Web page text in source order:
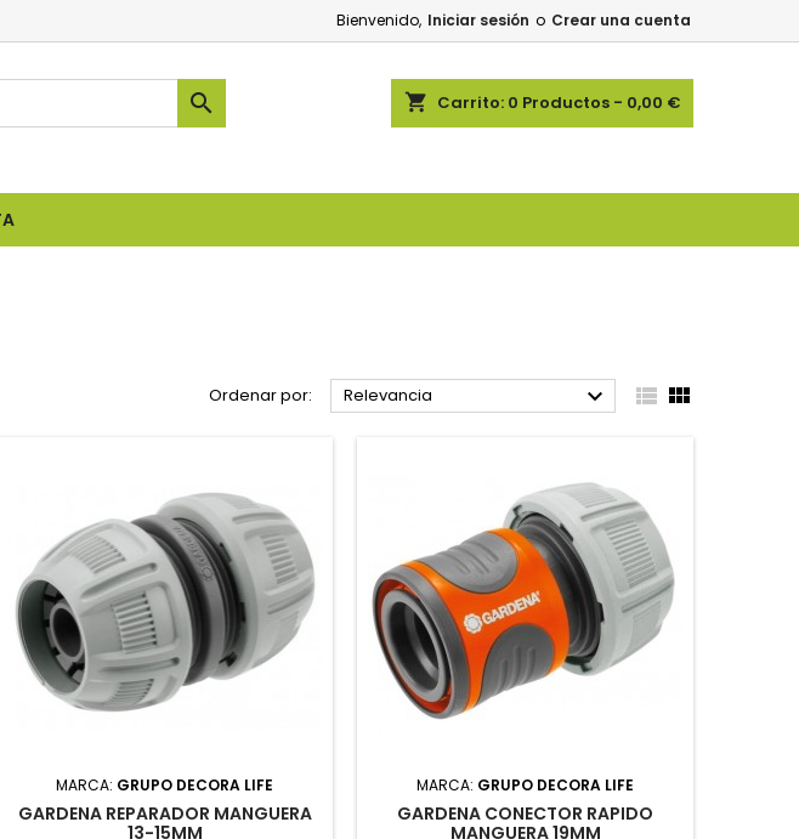
Bienvenido, Iniciar sesión o Crear una cuenta
shopping_cart Carrito: 0 Productos - 0,00 €

Ordenar por: Relevancia   
MARCA: GRUPO DECORA LIFE
GARDENA REPARADOR MANGUERA
13-15MM
MARCA: GRUPO DECORA LIFE
GARDENA CONECTOR RAPIDO
MANGUERA 19MM